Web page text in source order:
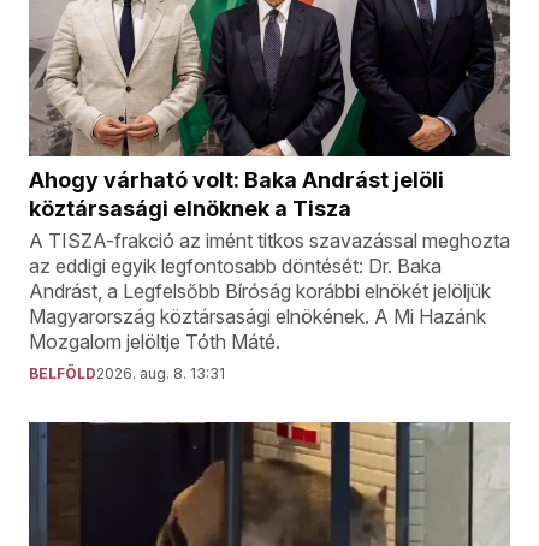
Ahogy várható volt: Baka Andrást jelöli
köztársasági elnöknek a Tisza
A TISZA-frakció az imént titkos szavazással meghozta
az eddigi egyik legfontosabb döntését: Dr. Baka
Andrást, a Legfelsőbb Bíróság korábbi elnökét jelöljük
Magyarország köztársasági elnökének. A Mi Hazánk
Mozgalom jelöltje Tóth Máté.
BELFÖLD2026. aug. 8. 13:31